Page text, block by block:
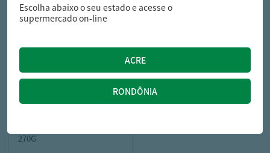
270G
Escolha abaixo o seu estado e acesse o
supermercado on-line